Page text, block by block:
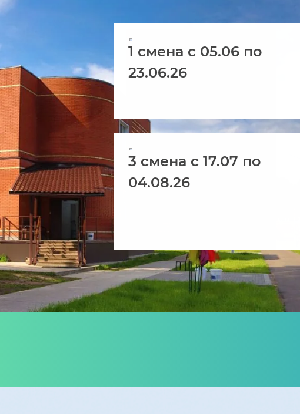
1 смена с 05.06 по
23.06.26
3 смена с 17.07 по
04.08.26